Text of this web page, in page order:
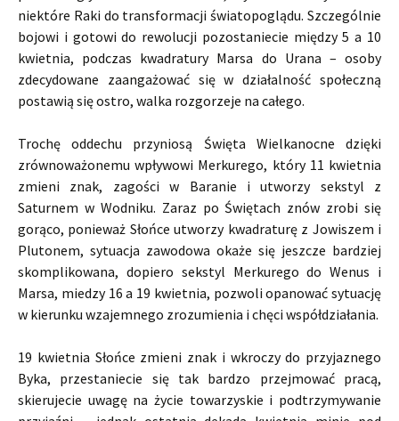
niektóre Raki do transformacji światopoglądu. Szczególnie
bojowi i gotowi do rewolucji pozostaniecie między 5 a 10
kwietnia, podczas kwadratury Marsa do Urana – osoby
zdecydowane zaangażować się w działalność społeczną
postawią się ostro, walka rozgorzeje na całego.
Trochę oddechu przyniosą Święta Wielkanocne dzięki
zrównoważonemu wpływowi Merkurego, który 11 kwietnia
zmieni znak, zagości w Baranie i utworzy sekstyl z
Saturnem w Wodniku. Zaraz po Świętach znów zrobi się
gorąco, ponieważ Słońce utworzy kwadraturę z Jowiszem i
Plutonem, sytuacja zawodowa okaże się jeszcze bardziej
skomplikowana, dopiero sekstyl Merkurego do Wenus i
Marsa, miedzy 16 a 19 kwietnia, pozwoli opanować sytuację
w kierunku wzajemnego zrozumienia i chęci współdziałania.
19 kwietnia Słońce zmieni znak i wkroczy do przyjaznego
Byka, przestaniecie się tak bardzo przejmować pracą,
skierujecie uwagę na życie towarzyskie i podtrzymywanie